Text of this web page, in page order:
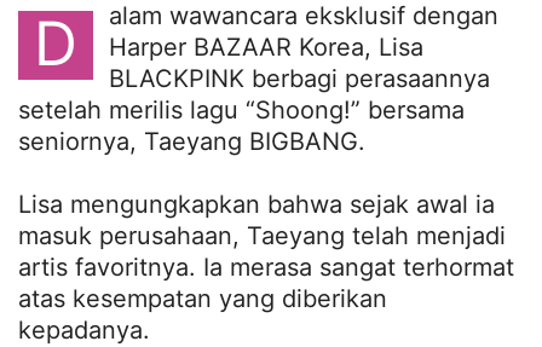
D
alam wawancara eksklusif dengan
Harper BAZAAR Korea, Lisa
BLACKPINK berbagi perasaannya
setelah merilis lagu “Shoong!” bersama
seniornya, Taeyang BIGBANG.
Lisa mengungkapkan bahwa sejak awal ia
masuk perusahaan, Taeyang telah menjadi
artis favoritnya. Ia merasa sangat terhormat
atas kesempatan yang diberikan
kepadanya.